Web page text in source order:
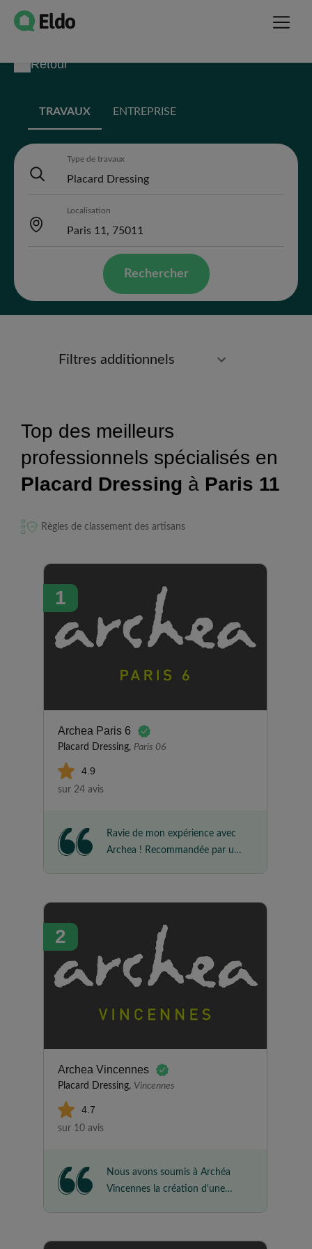
Retour
TRAVAUX ENTREPRISE
Type de travaux
Localisation
Rechercher
Filtres additionnels
Top des meilleurs
professionnels spécialisés en
Placard Dressing à Paris 11
Règles de classement des artisans
1
Archea Paris 6
Placard Dressing, Paris 06
4.9
sur 24 avis
Ravie de mon expérience avec
Archea ! Recommandée par une
Du premier contact à la pose,
géniale, les poseurs ont été
sérieux et efficaces, et ils ont
rendu le chantier parfaitement
nettoyé. Le rendu est tout
2
Archea Vincennes
Placard Dressing, Vincennes
4.7
sur 10 avis
Nous avons soumis à Archéa
Vincennes la création d'une
travaillé avec cette entreprise